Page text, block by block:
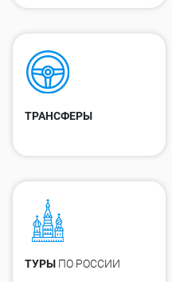
ТРАНСФЕРЫ
ТУРЫ ПО РОССИИ